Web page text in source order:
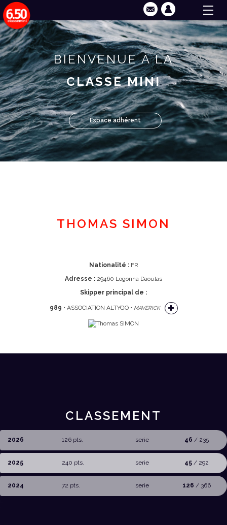
BIENVENUE À LA
CLASSE MINI
Espace adhérent
THOMAS SIMON
Nationalité :FR
Adresse : 29460 Logonna Daoulas
Skipper principal de :
989 • ASSOCIATION ALTYGO • MAVERICK
CLASSEMENT
2026 126 pts. serie 46 / 235
2025 240 pts. serie 45/ 292
2024 72 pts. serie 126 / 366